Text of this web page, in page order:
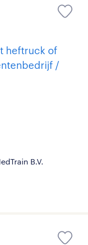
heftruck of
/
B.V.